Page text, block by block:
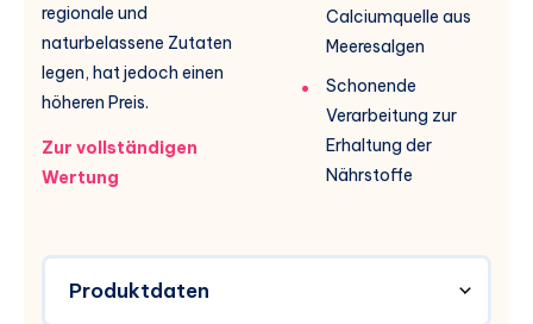
regionale und
naturbelassene Zutaten
legen, hat jedoch einen
höheren Preis.
Zur vollständigen
Wertung
Calciumquelle aus
Meeresalgen
Schonende
Verarbeitung zur
Erhaltung der
Nährstoffe
Produktdaten